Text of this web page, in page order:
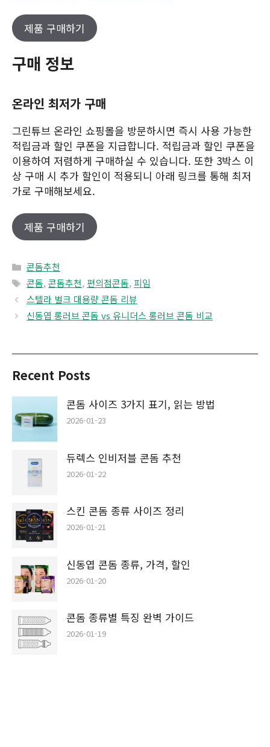
제품 구매하기
구매 정보
온라인 최저가 구매
그린튜브 온라인 쇼핑몰을 방문하시면 즉시 사용 가능한
적립금과 할인 쿠폰을 지급합니다. 적립금과 할인 쿠폰을
이용하여 저렴하게 구매하실 수 있습니다. 또한 3박스 이
상 구매 시 추가 할인이 적용되니 아래 링크를 통해 최저
가로 구매해보세요.
제품 구매하기
Categories
콘돔추천
Tags
콘돔,콘돔추천, 편의점콘돔, 피임
스텔라 벌크 대용량 콘돔 리뷰
신동엽 롱러브 콘돔 vs 유니더스 롱러브 콘돔 비교
Recent Posts
콘돔 사이즈 3가지 표기, 읽는 방법
2026-01-23
듀렉스 인비저블 콘돔 추천
2026-01-22
스킨 콘돔 종류 사이즈 정리
2026-01-21
신동엽 콘돔 종류, 가격, 할인
2026-01-20
콘돔 종류별 특징 완벽 가이드
2026-01-19